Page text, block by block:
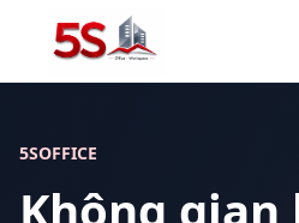
5SOFFICE
Không gian